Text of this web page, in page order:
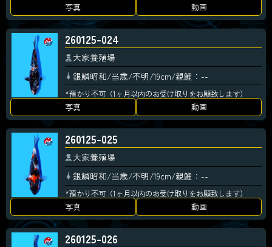
写真 動画
260125-024
大家養殖場
銀鱗昭和/当歳/不明/19cm/親鯉：--
*預かり不可（1ヶ月以内のお受け取りをお願致します）
写真 動画
260125-025
大家養殖場
銀鱗昭和/当歳/不明/19cm/親鯉：--
*預かり不可（1ヶ月以内のお受け取りをお願致します）
写真 動画
260125-026